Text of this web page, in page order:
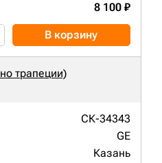
8 100 ₽
В корзину
трапеции)
СК-34343
GE
Казань